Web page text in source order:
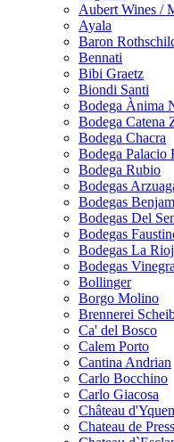
Aubert Wines /
Ayala
Baron
Bennati
Bibi Graetz
Biondi Santi
Bodega Ànima
Bodega Catena
Bodega Chacra
Bodega Palacio
Bodega Rubio
Bodegas
Bodegas
Bodegas Del
Bodegas
Bodegas La
Bodegas Vinegra
Bollinger
Borgo Molino
Brennerei
Ca' del Bosco
Calem Porto
Cantina Andrian
Carlo Bocchino
Carlo Giacosa
Château
Chateau de